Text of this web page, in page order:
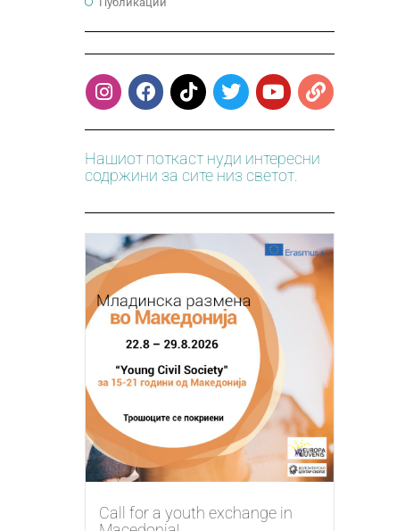
Нашиот поткаст нуди интересни
содржини за сите низ светот.
Call for a youth exchange in